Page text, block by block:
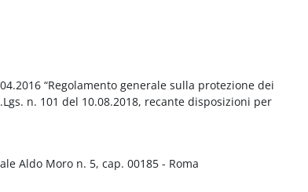
“Regolamento generale sulla protezione dei
n. 101 del 10.08.2018, recante disposizioni per
Aldo Moro n. 5, cap. 00185 - Roma